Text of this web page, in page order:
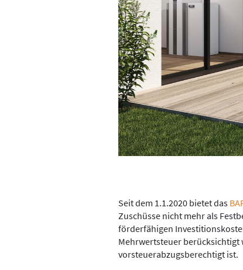
Seit dem 1.1.2020 bietet das
Zuschüsse nicht mehr als
förderfähigen
Mehrwertsteuer
vorsteuerabzugsberechtigt ist.